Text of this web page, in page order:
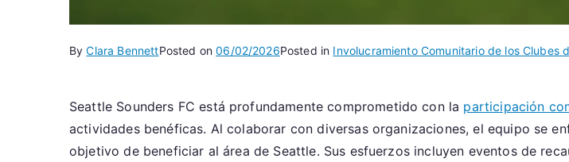
ByClara BennettPosted on06/02/2026Posted in Involucramiento Comunitario de los Clubes
Seattle Sounders FC está profundamente comprometido con la participación
actividades benéficas. Al colaborar con diversas organizaciones, el equipo se
objetivo de beneficiar al área de Seattle. Sus esfuerzos incluyen eventos de